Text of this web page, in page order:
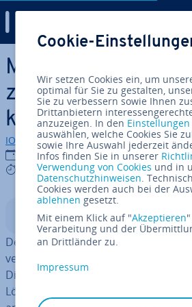
Zum Haupt­in­halt springen
MongoDB: Drop
zum Löschen von
ken nutzen
IONOS Redaktion
13.10.2022
3 mins
Auf Auf
In­halts­ver­zeich­nis
Der MongoDB-Befehl Drop
verwendet, eine aus­ge­wähl­te
Die Übersicht über Ihre Databases
Löschung lässt sich mit dem
Cookie-
Wir setzen Cookies ein, um
optimal für Sie zu gestalten,
Sie zu verbessern sowie Ihnen
Drittanbietern
anzuzeigen. In den Einstellungen
auswählen, welche Cookies Sie
sowie Ihre Auswahl jederzeit
Infos finden Sie in unserer
Verwendung von Cookies und in
Datenschutzhinweisen.
Cookies werden auch bei der
ablehnen gesetzt.
Mit einem Klick auf "Akzeptieren
Verarbeitung und der
an Drittländer zu.
Impressum